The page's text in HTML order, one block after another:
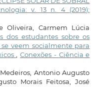
v. 13 n. 4 (2019):
Oliveira, Carmem Lúcia
dos estudantes sobre os
veem socialmente para
,Conexões - Ciência e
Antonio Augusto
Morais Feitosa, José